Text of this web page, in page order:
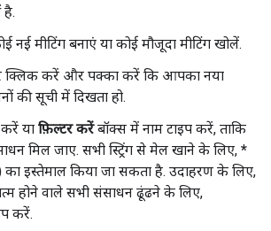
है.
नई मीटिंग बनाएं या कोई मौजूदा मीटिंग खोलें.
क्लिक करें और पक्का करें कि आपका नया
की सूची में दिखता हो.
करें या फ़िल्टर करेंबॉक्स में नाम टाइप करें, ताकि
मिल जाए. सभी स्ट्रिंग से मेल खाने के लिए, *
का इस्तेमाल किया जा सकता है. उदाहरण के लिए,
होने वाले सभी संसाधन ढूंढने के लिए,
करें.